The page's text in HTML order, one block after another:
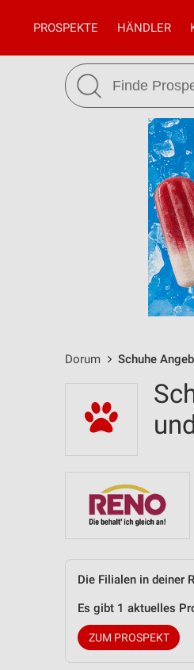
PROSPEKTE HÄNDLER
Dorum Schuhe
Die Filialen in deiner
Es gibt 1 aktuelles
ZUM PROSPEKT